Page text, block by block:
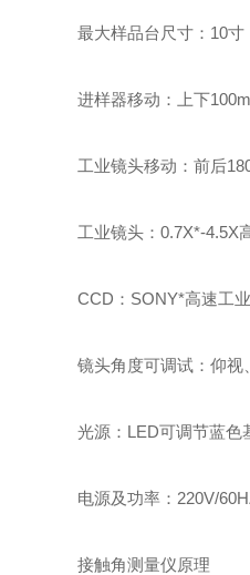
最大样品台尺寸：10寸
进样器移动：上下
工业镜头移动：前后
工业镜头：0.7X*-4.5X
CCD：SONY*高速工业
镜头角度可调试：仰视
光源：LED可调节蓝色
电源及功率：220V/
接触角测量仪原理